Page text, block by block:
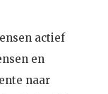
actief
en
naar